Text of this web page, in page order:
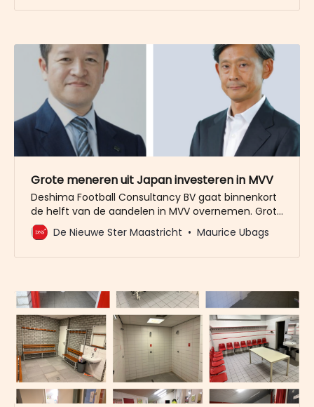
Grote meneren uit Japan investeren in MVV
Deshima Football Consultancy BV gaat binnenkort
de helft van de aandelen in MVV overnemen. Grote
vraag is: wie zit er in deze Japans-Nederlandse BV?
Wat blijkt: dat zijn enkele grote namen.
De Nieuwe Ster Maastricht Maurice Ubags